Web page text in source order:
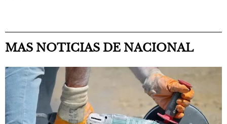
MAS NOTICIAS DE NACIONAL